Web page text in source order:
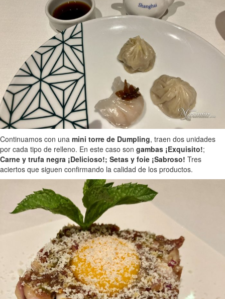
Continuamos con una mini torre de Dumpling, traen dos unidades
por cada tipo de relleno. En este caso son gambas ¡Exquisito!;
Carne y trufa negra ¡Delicioso!; Setas y foie ¡Sabroso! Tres
aciertos que siguen confirmando la calidad de los productos.